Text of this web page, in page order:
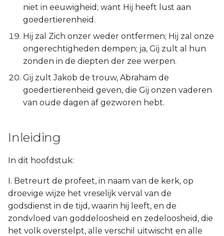
niet in eeuwigheid; want Hij heeft lust aan
goedertierenheid.
Hij zal Zich onzer weder ontfermen; Hij zal onze
ongerechtigheden dempen; ja, Gij zult al hun
zonden in de diepten der zee werpen.
Gij zult Jakob de trouw, Abraham de
goedertierenheid geven, die Gij onzen vaderen
van oude dagen af gezworen hebt.
Inleiding
In dit hoofdstuk:
I. Betreurt de profeet, in naam van de kerk, op
droevige wijze het vreselijk verval van de
godsdienst in de tijd, waarin hij leeft, en de
zondvloed van goddeloosheid en zedeloosheid, die
het volk overstelpt, alle verschil uitwischt en alle